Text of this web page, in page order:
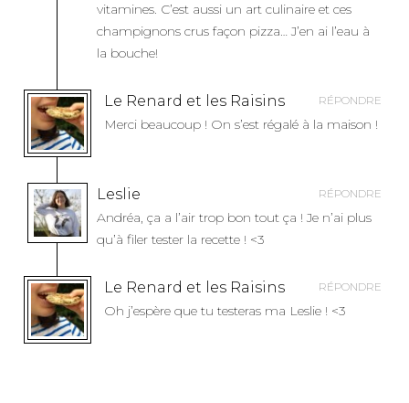
vitamines. C’est aussi un art culinaire et ces
champignons crus façon pizza… J’en ai l’eau à
la bouche!
Le Renard et les Raisins RÉPONDRE
Merci beaucoup ! On s’est régalé à la maison !
Leslie RÉPONDRE
Andréa, ça a l’air trop bon tout ça ! Je n’ai plus
qu’à filer tester la recette ! <3
Le Renard et les Raisins RÉPONDRE
Oh j’espère que tu testeras ma Leslie ! <3